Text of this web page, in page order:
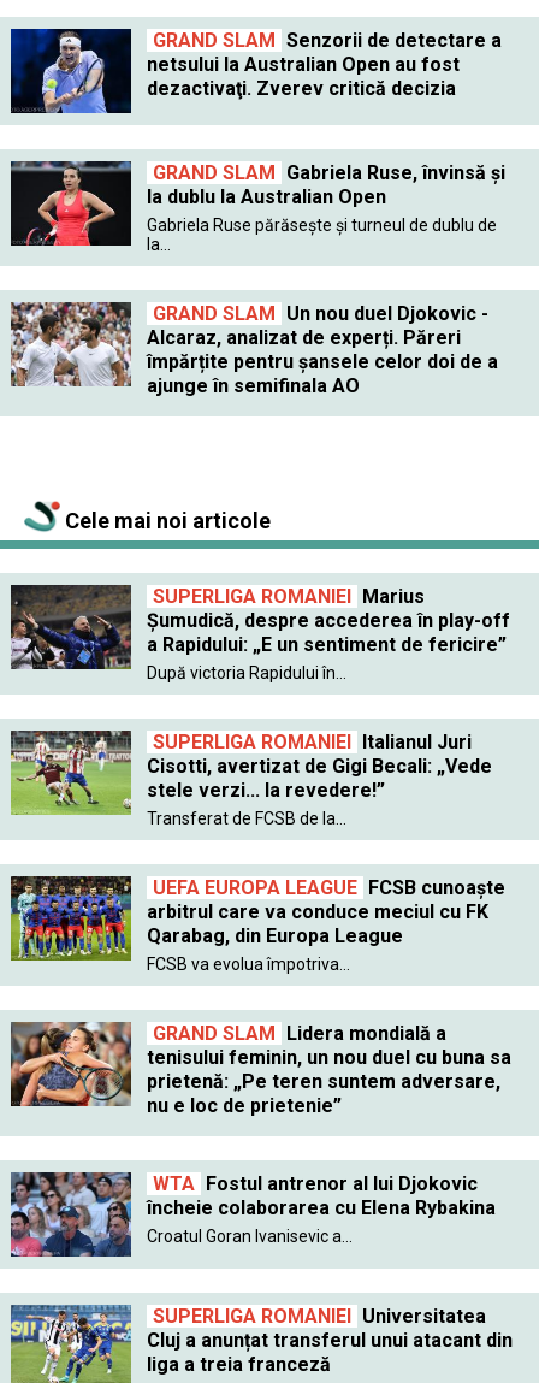
GRAND SLAM Senzorii de detectare a
netsului la Australian Open au fost
dezactivaţi. Zverev critică decizia
GRAND SLAM Gabriela Ruse, învinsă şi
la dublu la Australian Open
Gabriela Ruse părăseşte şi turneul de dublu de
la...
GRAND SLAM Un nou duel Djokovic -
Alcaraz, analizat de experți. Păreri
împărțite pentru șansele celor doi de a
ajunge în semifinala AO
Cele mai noi articole
SUPERLIGA ROMANIEI Marius
Șumudică, despre accederea în play-off
a Rapidului: „E un sentiment de fericire”
După victoria Rapidului în...
SUPERLIGA ROMANIEI Italianul Juri
Cisotti, avertizat de Gigi Becali: „Vede
stele verzi... la revedere!”
Transferat de FCSB de la...
UEFA EUROPA LEAGUE FCSB cunoaște
arbitrul care va conduce meciul cu FK
Qarabag, din Europa League
FCSB va evolua împotriva...
GRAND SLAM Lidera mondială a
tenisului feminin, un nou duel cu buna sa
prietenă: „Pe teren suntem adversare,
nu e loc de prietenie”
WTA Fostul antrenor al lui Djokovic
încheie colaborarea cu Elena Rybakina
Croatul Goran Ivanisevic a...
SUPERLIGA ROMANIEI Universitatea
Cluj a anunțat transferul unui atacant din
liga a treia franceză